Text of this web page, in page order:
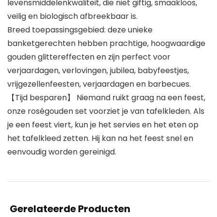
levensmiddelenkwaliteit, die niet giftig, smaakloos,
veilig en biologisch afbreekbaar is.
Breed toepassingsgebied: deze unieke
banketgerechten hebben prachtige, hoogwaardige
gouden glittereffecten en zijn perfect voor
verjaardagen, verlovingen, jubilea, babyfeestjes,
vrijgezellenfeesten, verjaardagen en barbecues.
【Tijd besparen】 Niemand ruikt graag na een feest,
onze roségouden set voorziet je van tafelkleden. Als
je een feest viert, kun je het servies en het eten op
het tafelkleed zetten. Hij kan na het feest snel en
eenvoudig worden gereinigd.
Gerelateerde Producten